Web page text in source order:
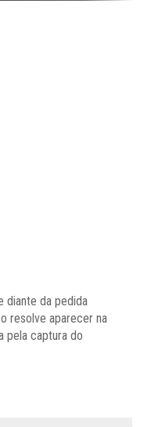
diante da pedida
resolve aparecer na
pela captura do